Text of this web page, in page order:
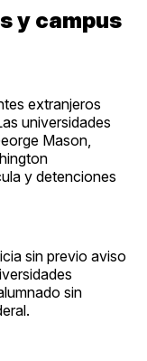
y campus
extranjeros
universidades
Mason,
y detenciones
sin previo aviso
sin